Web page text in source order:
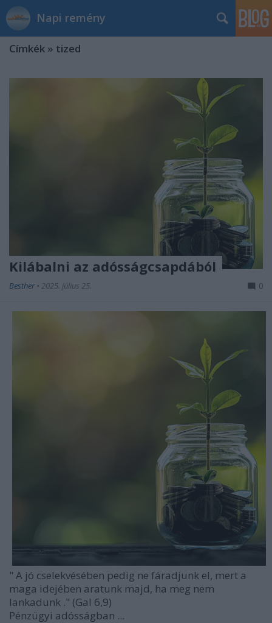
Napi remény
Címkék » tized
Kilábalni az adósságcsapdából
Besther • 2025. július 25. 0
" A jó cselekvésében pedig ne fáradjunk el, mert a
maga idejében aratunk majd, ha meg nem
lankadunk ." (Gal 6,9)
Pénzügyi adósságban ...